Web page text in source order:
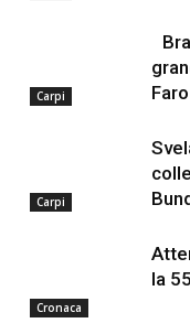
Carpi
Carpi
Cronaca
la